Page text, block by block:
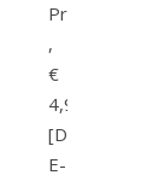
Print
,
€
4,99
[D]
E-